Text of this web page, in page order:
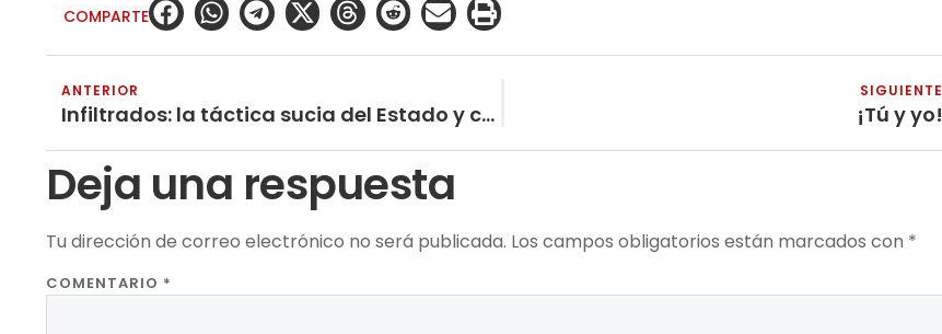
COMPARTE
ANTERIOR
Infiltrados: la táctica sucia del Estado y cómo combatirla
SIGUIENTE
¡Tú y yo!
Deja una respuesta
Tu dirección de correo electrónico no será publicada. Los campos obligatorios están marcados con *
COMENTARIO *